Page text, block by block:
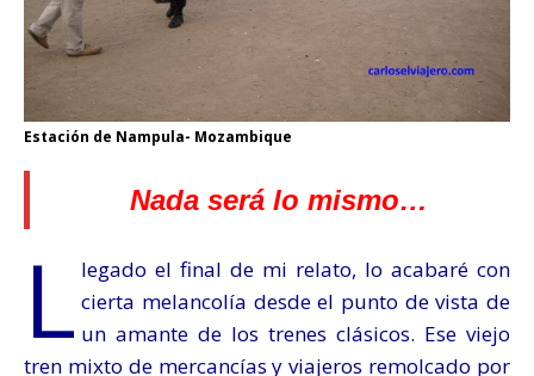
Estación de Nampula- Mozambique
Nada será lo mismo…
L legado el final de mi relato, lo acabaré con
cierta melancolía desde el punto de vista de
un amante de los trenes clásicos. Ese viejo
tren mixto de mercancías y viajeros remolcado por